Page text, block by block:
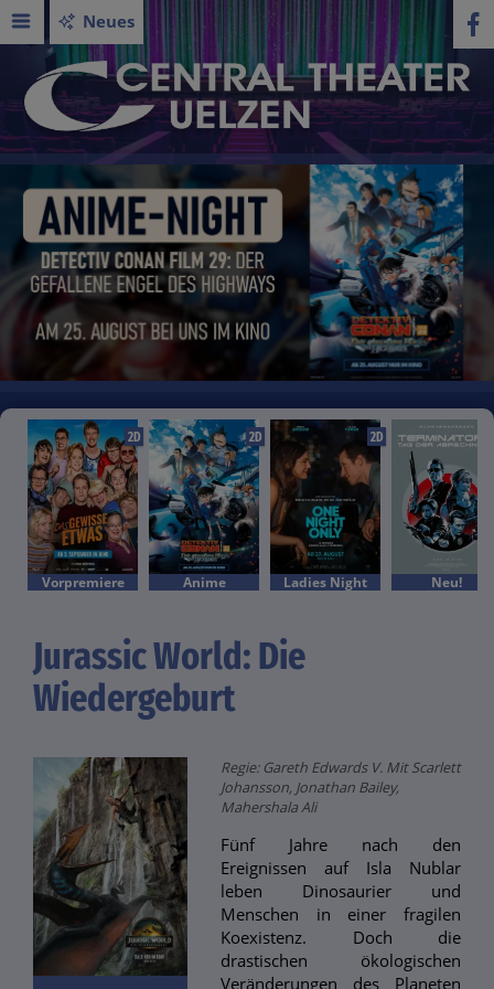
Neues
2D
Vorpremiere
2D
Anime
2D
Ladies Night Neu!
Jurassic World: Die
Wiedergeburt
Regie: Gareth Edwards V. Mit Scarlett
Johansson, Jonathan Bailey,
Mahershala Ali
Fünf Jahre nach den
Ereignissen auf Isla Nublar
leben Dinosaurier und
Menschen in einer fragilen
Koexistenz. Doch die
drastischen ökologischen
Veränderungen des Planeten